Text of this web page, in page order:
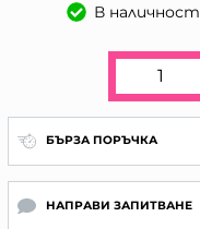
В наличност
БЪРЗА ПОРЪЧКА
НАПРАВИ ЗАПИТВАНЕ